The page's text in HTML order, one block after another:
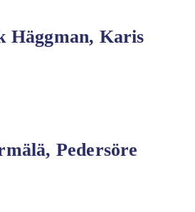
Häggman, Karis
Pedersöre